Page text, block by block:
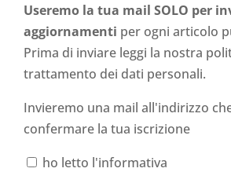
Useremo la tua mail SOLO per
aggiornamenti per ogni articolo
Prima di inviare leggi la nostra
trattamento dei dati personali.
Invieremo una mail all'indirizzo
confermare la tua iscrizione
ho letto l'informativa